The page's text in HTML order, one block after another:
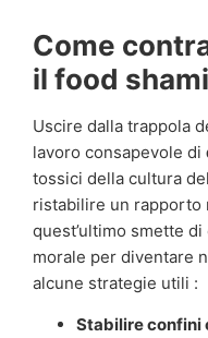
Come
il food
Uscire dalla trappola
lavoro consapevole di
tossici della cultura
ristabilire un rapporto
quest’ultimo smette
morale per diventare
alcune strategie utili :
Stabilire confini